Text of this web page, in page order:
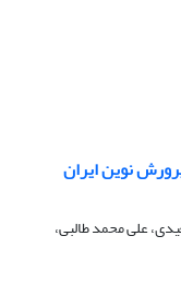
نوین ایران
علی محمد طالبی،